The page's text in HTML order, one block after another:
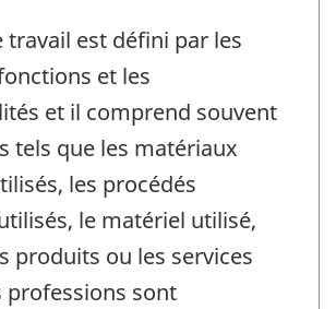
travail est défini par les
et les
et il comprend souvent
tels que les matériaux
les procédés
le matériel utilisé,
produits ou les services
professions sont